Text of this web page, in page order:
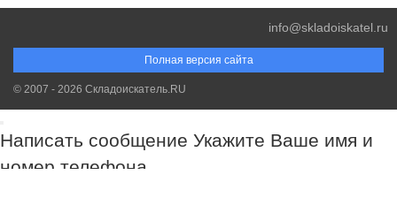
Полная версия сайта
info@skladoiskatel.ru
© 2007 - 2026 Складоискатель.RU
Написать сообщение Укажите Ваше имя и
номер телефона